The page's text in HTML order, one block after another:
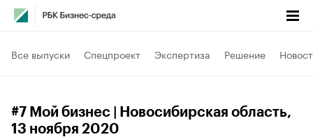
Все выпуски Спецпроект Экспертиза Решение
#7 Мой бизнес | Новосибирская область,
13 ноября 2020